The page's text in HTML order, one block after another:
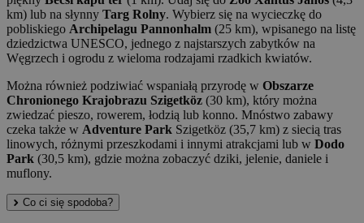
km) lub na słynny Targ Rolny. Wybierz się na wycieczkę do
pobliskiego Archipelagu Pannonhalm (25 km), wpisanego na listę
dziedzictwa UNESCO, jednego z najstarszych zabytków na
Węgrzech i ogrodu z wieloma rodzajami rzadkich kwiatów.
Można również podziwiać wspaniałą przyrodę w Obszarze
Chronionego Krajobrazu Szigetköz (30 km), który można
zwiedzać pieszo, rowerem, łodzią lub konno. Mnóstwo zabawy
czeka także w Adventure Park Szigetköz (35,7 km) z siecią tras
linowych, różnymi przeszkodami i innymi atrakcjami lub w Dodo
Park (30,5 km), gdzie można zobaczyć dziki, jelenie, daniele i
muflony.
Co ci się spodoba?